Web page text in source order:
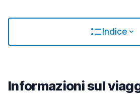
Indice
Informazioni sul